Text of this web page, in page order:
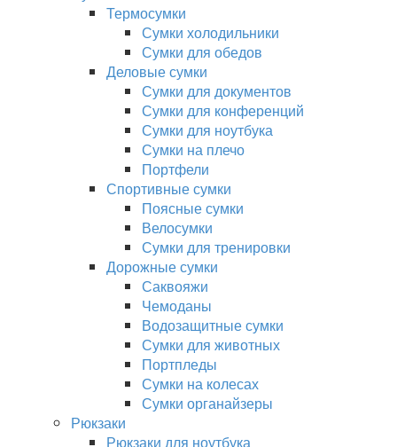
Термосумки
Сумки холодильники
Сумки для обедов
Деловые сумки
Сумки для документов
Сумки для конференций
Сумки для ноутбука
Сумки на плечо
Портфели
Спортивные сумки
Поясные сумки
Велосумки
Сумки для тренировки
Дорожные сумки
Саквояжи
Чемоданы
Водозащитные сумки
Сумки для животных
Портпледы
Сумки на колесах
Сумки органайзеры
Рюкзаки
Рюкзаки для ноутбука